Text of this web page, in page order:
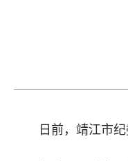
日前，靖江市